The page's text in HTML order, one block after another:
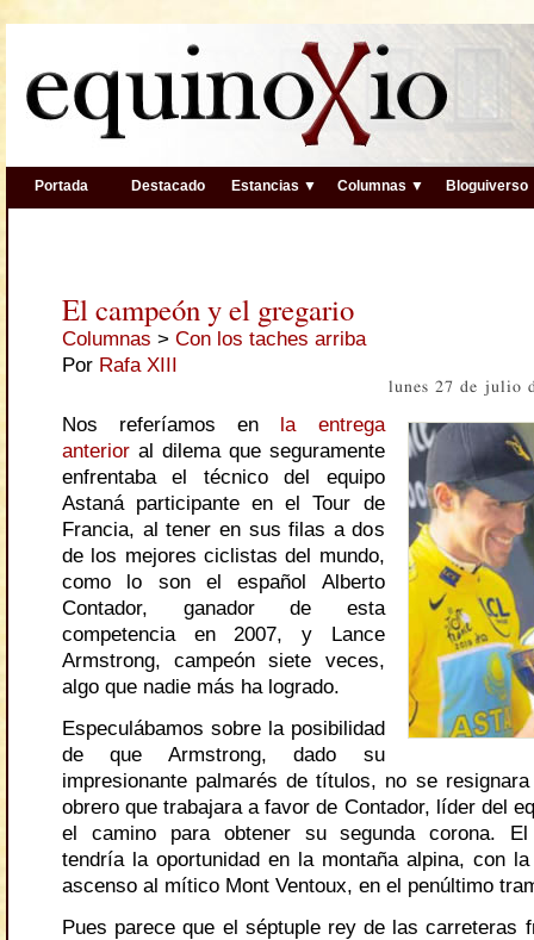
Portada Destacado Estancias ▼ Columnas ▼ Bloguiverso
El campeón y el gregario
Columnas > Con los taches arriba
Por Rafa XIII
lunes 27 de julio
Nos referíamos en
la entrega
anterior al dilema que seguramente
enfrentaba el técnico del equipo
Astaná participante en el Tour de
Francia, al tener en sus filas a dos
de los mejores ciclistas del mundo,
como lo son el español Alberto
Contador, ganador de esta
competencia en 2007, y Lance
Armstrong, campeón siete veces,
algo que nadie más ha logrado.
Especulábamos sobre la posibilidad
de que Armstrong, dado su
impresionante palmarés de títulos, no se
obrero que trabajara a favor de Contador, líder del
el camino para obtener su segunda corona. El
tendría la oportunidad en la montaña alpina, con
ascenso al mítico Mont Ventoux, en el penúltimo
Pues parece que el séptuple rey de las carreteras